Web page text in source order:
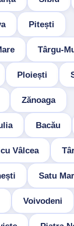
Pitești
Târgu-
Ploiești
Zănoaga
Bacău
Vâlcea
Satu
Voivodeni